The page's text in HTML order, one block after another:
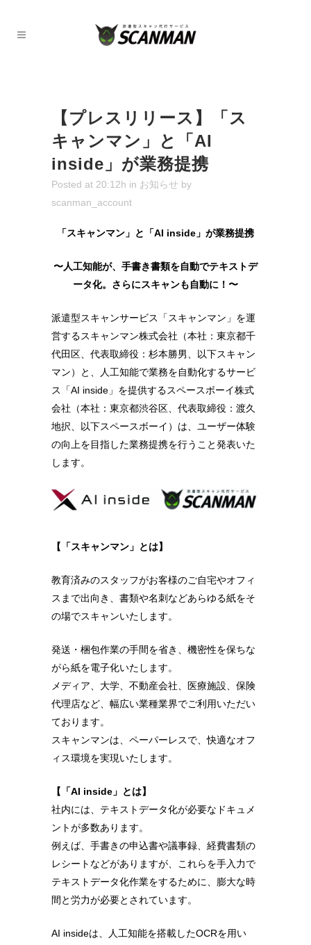
【プレスリリース】「ス
キャンマン」と「AI
inside」が業務提携
Posted at 20:12h in お知らせ by
scanman_account
「スキャンマン」と「AI inside」が業務提携
〜人工知能が、手書き書類を自動でテキストデ
ータ化。さらにスキャンも自動に！〜
派遣型スキャンサービス「スキャンマン」を運
営するスキャンマン株式会社（本社：東京都千
代田区、代表取締役：杉本勝男、以下スキャン
マン）と、人工知能で業務を自動化するサービ
ス「AI inside」を提供するスペースボーイ株式
会社（本社：東京都渋谷区、代表取締役：渡久
地択、以下スペースボーイ）は、ユーザー体験
の向上を目指した業務提携を行うこと発表いた
します。
【「スキャンマン」とは】
教育済みのスタッフがお客様のご自宅やオフィ
スまで出向き、書類や名刺などあらゆる紙をそ
の場でスキャンいたします。
発送・梱包作業の手間を省き、機密性を保ちな
がら紙を電子化いたします。
メディア、大学、不動産会社、医療施設、保険
代理店など、幅広い業種業界でご利用いただい
ております。
スキャンマンは、ペーパーレスで、快適なオフ
ィス環境を実現いたします。
【「AI inside」とは】
社内には、テキストデータ化が必要なドキュメ
ントが多数あります。
例えば、手書きの申込書や議事録、経費書類の
レシートなどがありますが、これらを手入力で
テキストデータ化作業をするために、膨大な時
間と労力が必要とされています。
AI insideは、人工知能を搭載したOCRを用い